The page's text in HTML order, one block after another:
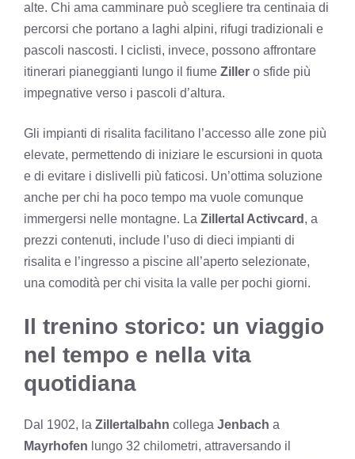
alte. Chi ama camminare può scegliere tra centinaia di
percorsi che portano a laghi alpini, rifugi tradizionali e
pascoli nascosti. I ciclisti, invece, possono affrontare
itinerari pianeggianti lungo il fiume Ziller o sfide più
impegnative verso i pascoli d’altura.
Gli impianti di risalita facilitano l’accesso alle zone più
elevate, permettendo di iniziare le escursioni in quota
e di evitare i dislivelli più faticosi. Un’ottima soluzione
anche per chi ha poco tempo ma vuole comunque
immergersi nelle montagne. La Zillertal Activcard , a
prezzi contenuti, include l’uso di dieci impianti di
risalita e l’ingresso a piscine all’aperto selezionate,
una comodità per chi visita la valle per pochi giorni.
Il trenino storico: un viaggio
nel tempo e nella vita
quotidiana
Dal 1902, la Zillertalbahn collega Jenbach a
Mayrhofen lungo 32 chilometri, attraversando il